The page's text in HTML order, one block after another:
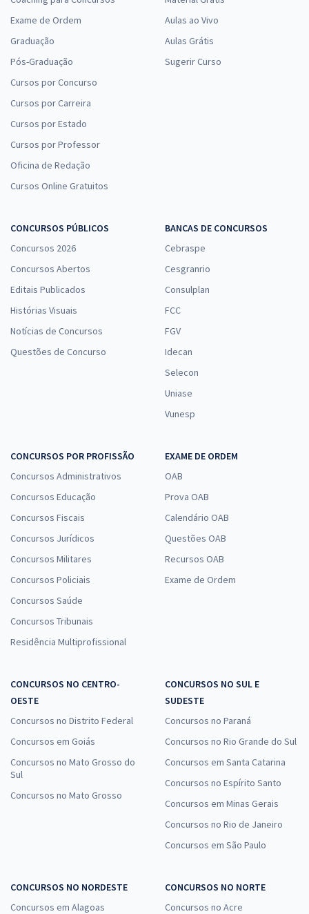
Exame de Ordem
Graduação
Pós-Graduação
Cursos por Concurso
Cursos por Carreira
Cursos por Estado
Cursos por Professor
Oficina de Redação
Cursos Online Gratuitos
Aulas ao Vivo
Aulas Grátis
Sugerir Curso
CONCURSOS PÚBLICOS
Concursos 2026
Concursos Abertos
Editais Publicados
Histórias Visuais
Notícias de Concursos
Questões de Concurso
BANCAS DE CONCURSOS
Cebraspe
Cesgranrio
Consulplan
FCC
FGV
Idecan
Selecon
Uniase
Vunesp
CONCURSOS POR PROFISSÃO
Concursos Administrativos
Concursos Educação
Concursos Fiscais
Concursos Jurídicos
Concursos Militares
Concursos Policiais
Concursos Saúde
Concursos Tribunais
Residência Multiprofissional
EXAME DE ORDEM
OAB
Prova OAB
Calendário OAB
Questões OAB
Recursos OAB
Exame de Ordem
CONCURSOS NO CENTRO-
OESTE
Concursos no Distrito Federal
Concursos em Goiás
Concursos no Mato Grosso do
Sul
Concursos no Mato Grosso
CONCURSOS NO SUL E
SUDESTE
Concursos no Paraná
Concursos no Rio Grande do Sul
Concursos em Santa Catarina
Concursos no Espírito Santo
Concursos em Minas Gerais
Concursos no Rio de Janeiro
Concursos em São Paulo
CONCURSOS NO NORDESTE
Concursos em Alagoas
CONCURSOS NO NORTE
Concursos no Acre